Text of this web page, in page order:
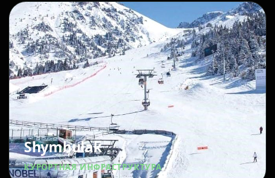
Shymbulak
КУРОРТНАЯ ИНФРАСТРУКТУРА